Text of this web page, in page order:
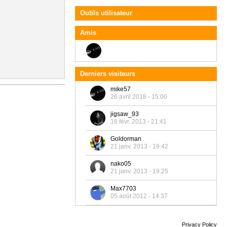
Outils utilisateur
Amis
Derniers visiteurs
mike57
26 avril 2018 - 15:00
jigsaw_93
18 févr. 2013 - 21:41
Goldorman
21 janv. 2013 - 19:42
nako05
21 janv. 2013 - 19:25
Max7703
05 août 2012 - 14:37
Privacy Policy